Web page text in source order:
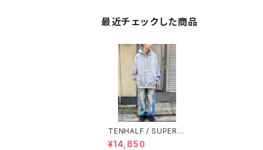
最近チェックした商品
TENHALF / SUPER H
OODIE / GRAY
¥14,850